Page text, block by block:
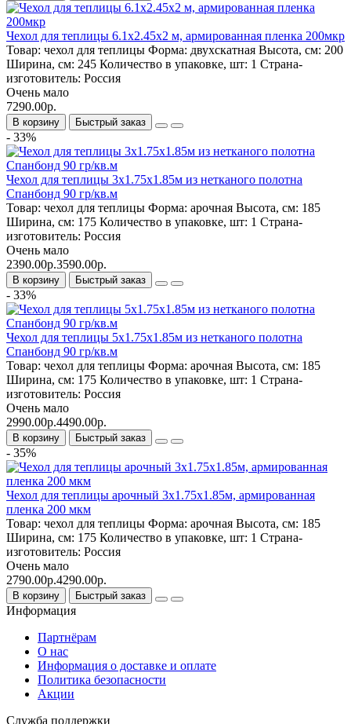
Чехол для теплицы 6.1х2.45х2 м, армированная пленка 200мкр
Товар: чехол для теплицы Форма: двухскатная Высота, см: 200
Ширина, см: 245 Количество в упаковке, шт: 1 Страна-
изготовитель: Россия
Очень мало
7290.00р.
В корзину Быстрый заказ
- 33%
Чехол для теплицы 3х1.75х1.85м из нетканого полотна
Спанбонд 90 гр/кв.м
Товар: чехол для теплицы Форма: арочная Высота, см: 185
Ширина, см: 175 Количество в упаковке, шт: 1 Страна-
изготовитель: Россия
Очень мало
2390.00р.3590.00р.
В корзину Быстрый заказ
- 33%
Чехол для теплицы 5х1.75х1.85м из нетканого полотна
Спанбонд 90 гр/кв.м
Товар: чехол для теплицы Форма: арочная Высота, см: 185
Ширина, см: 175 Количество в упаковке, шт: 1 Страна-
изготовитель: Россия
Очень мало
2990.00р.4490.00р.
В корзину Быстрый заказ
- 35%
Чехол для теплицы арочный 3х1.75х1.85м, армированная
пленка 200 мкм
Товар: чехол для теплицы Форма: арочная Высота, см: 185
Ширина, см: 175 Количество в упаковке, шт: 1 Страна-
изготовитель: Россия
Очень мало
2790.00р.4290.00р.
В корзину Быстрый заказ
Информация
Партнёрам
О нас
Информация о доставке и оплате
Политика безопасности
Акции
Служба поддержки